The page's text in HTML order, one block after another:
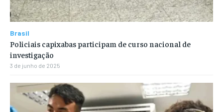
Brasil
Policiais capixabas participam de curso nacional de
investigação
3 de junho de 2025